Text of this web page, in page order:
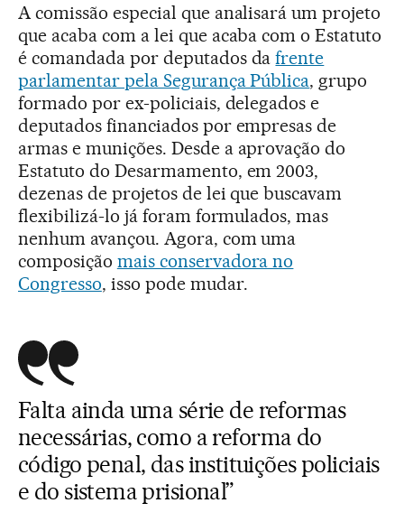
A comissão especial que analisará um projeto
que acaba com a lei que acaba com o Estatuto
é comandada por deputados dafrente
parlamentar pela Segurança Pública, grupo
formado por ex-policiais, delegados e
deputados financiados por empresas de
armas e munições. Desde a aprovação do
Estatuto do Desarmamento, em 2003,
dezenas de projetos de lei que buscavam
flexibilizá-lo já foram formulados, mas
nenhum avançou. Agora, com uma
composição mais conservadora no
Congresso, isso pode mudar.
Falta ainda uma série de reformas
necessárias, como a reforma do
código penal, das instituições policiais
e do sistema prisional”